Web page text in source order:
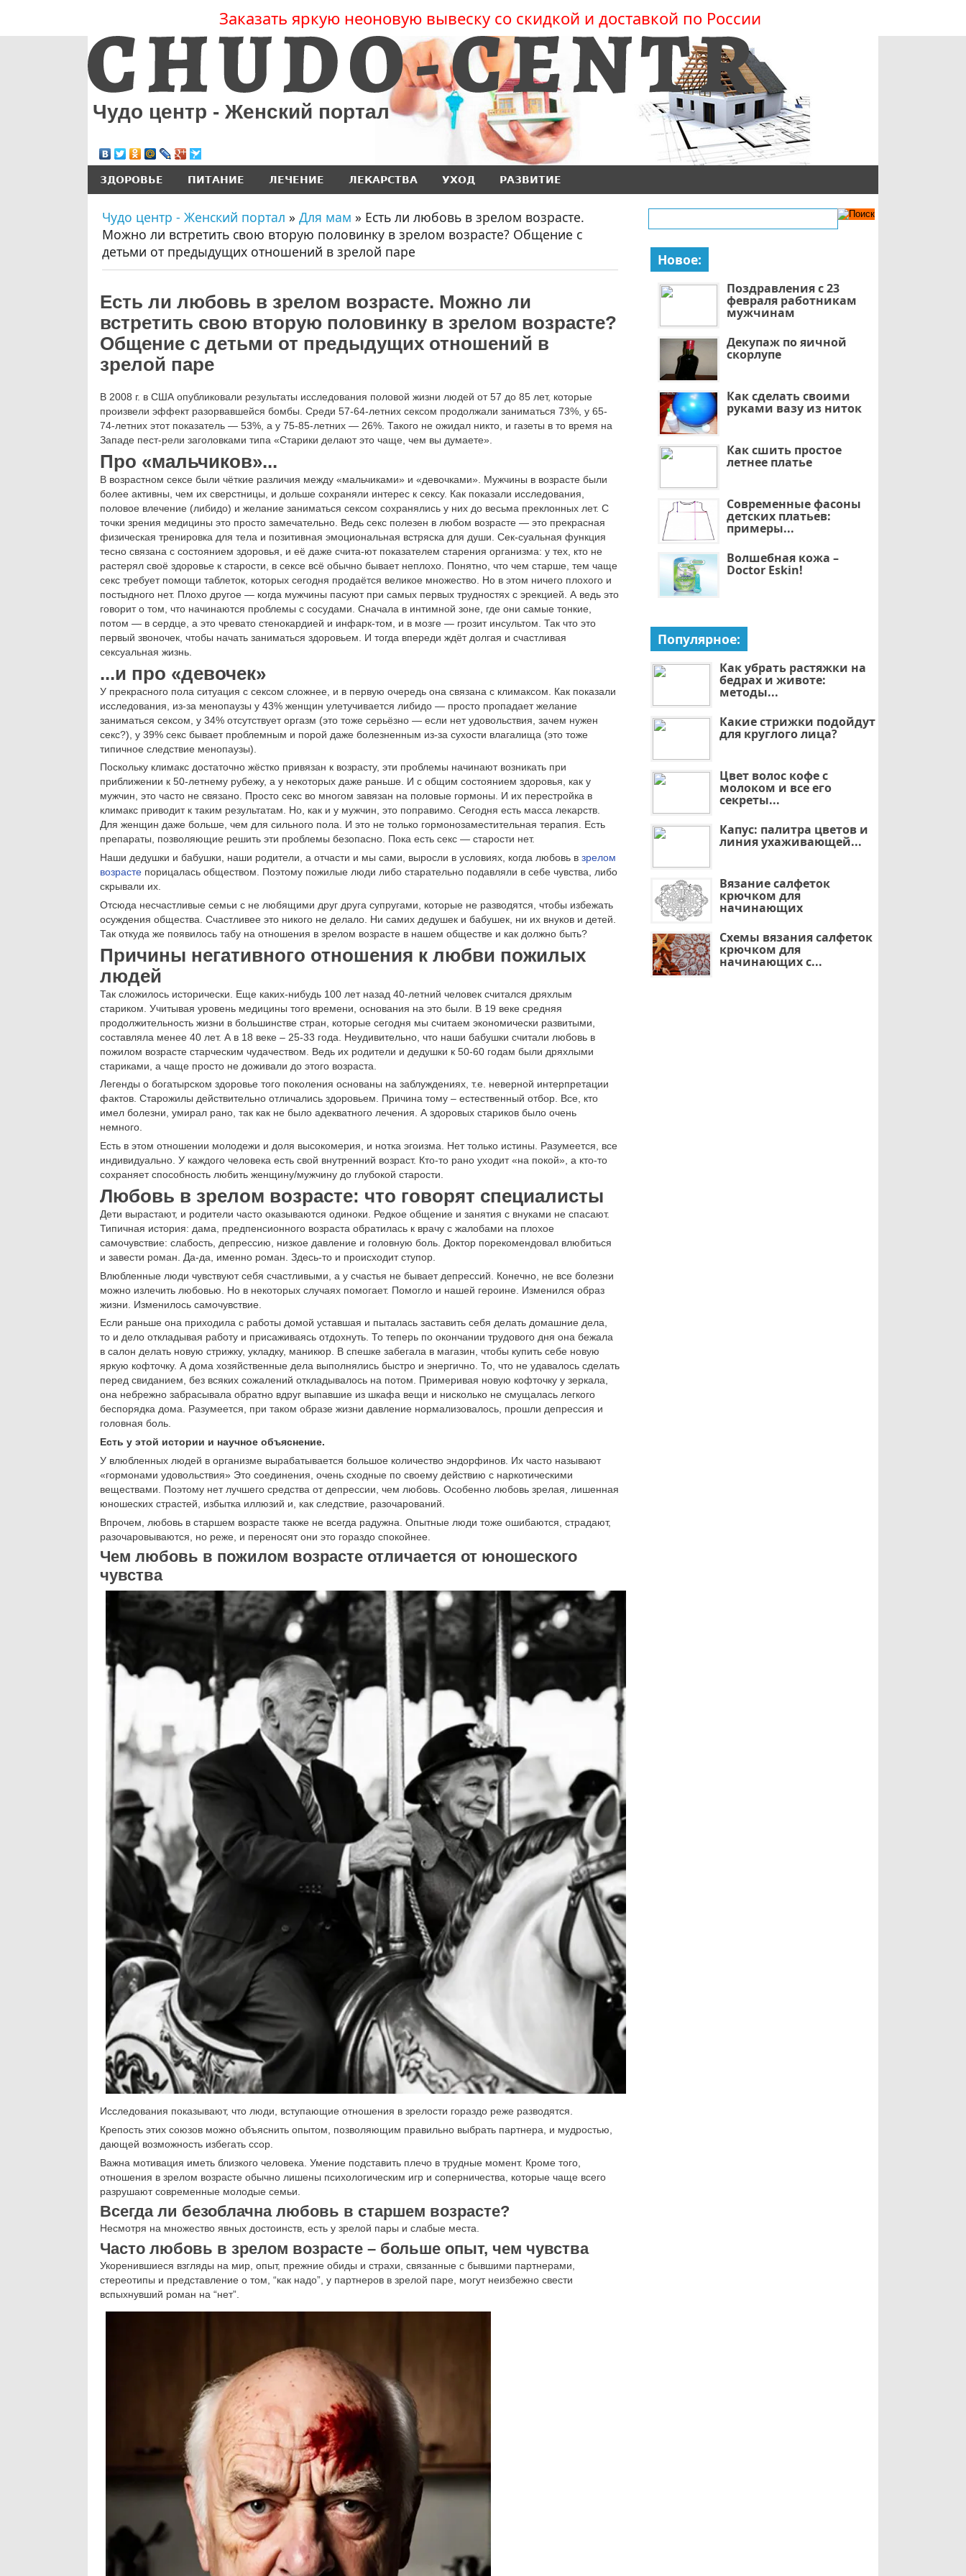
Заказать яркую неоновую вывеску со скидкой и доставкой по России
Чудо центр - Женский портал
ЗДОРОВЬЕ ПИТАНИЕ ЛЕЧЕНИЕ ЛЕКАРСТВА УХОД РАЗВИТИЕ
Чудо центр - Женский портал » Для мам » Есть ли любовь в зрелом возрасте.
Можно ли встретить свою вторую половинку в зрелом возрасте? Общение с
детьми от предыдущих отношений в зрелой паре
Есть ли любовь в зрелом возрасте. Можно ли
встретить свою вторую половинку в зрелом возрасте?
Общение с детьми от предыдущих отношений в
зрелой паре
В 2008 г. в США опубликовали результаты исследования половой жизни людей от 57 до 85 лет, которые
произвели эффект разорвавшейся бомбы. Среди 57-64-летних сексом продолжали заниматься 73%, у 65-
74-летних этот показатель — 53%, а у 75-85-летних — 26%. Такого не ожидал никто, и газеты в то время на
Западе пест-рели заголовками типа «Старики делают это чаще, чем вы думаете».
Про «мальчиков»...
В возрастном сексе были чёткие различия между «мальчиками» и «девочками». Мужчины в возрасте были
более активны, чем их сверстницы, и дольше сохраняли интерес к сексу. Как показали исследования,
половое влечение (либидо) и желание заниматься сексом сохранялись у них до весьма преклонных лет. С
точки зрения медицины это просто замечательно. Ведь секс полезен в любом возрасте — это прекрасная
физическая тренировка для тела и позитивная эмоциональная встряска для души. Сек-суальная функция
тесно связана с состоянием здоровья, и её даже счита-ют показателем старения организма: у тех, кто не
растерял своё здоровье к старости, в сексе всё обычно бывает неплохо. Понятно, что чем старше, тем чаще
секс требует помощи таблеток, которых сегодня продаётся великое множество. Но в этом ничего плохого и
постыдного нет. Плохо другое — когда мужчины пасуют при самых первых трудностях с эрекцией. А ведь это
говорит о том, что начинаются проблемы с сосудами. Сначала в интимной зоне, где они самые тонкие,
потом — в сердце, а это чревато стенокардией и инфарк-том, и в мозге — грозит инсультом. Так что это
первый звоночек, чтобы начать заниматься здоровьем. И тогда впереди ждёт долгая и счастливая
сексуальная жизнь.
...и про «девочек»
У прекрасного пола ситуация с сексом сложнее, и в первую очередь она связана с климаксом. Как показали
исследования, из-за менопаузы у 43% женщин улетучивается либидо — просто пропадает желание
заниматься сексом, у 34% отсутствует оргазм (это тоже серьёзно — если нет удовольствия, зачем нужен
секс?), у 39% секс бывает проблемным и порой даже болезненным из-за сухости влагалища (это тоже
типичное следствие менопаузы).
Поскольку климакс достаточно жёстко привязан к возрасту, эти проблемы начинают возникать при
приближении к 50-летнему рубежу, а у некоторых даже раньше. И с общим состоянием здоровья, как у
мужчин, это часто не связано. Просто секс во многом завязан на половые гормоны. И их перестройка в
климакс приводит к таким результатам. Но, как и у мужчин, это поправимо. Сегодня есть масса лекарств.
Для женщин даже больше, чем для сильного пола. И это не только гормонозаместительная терапия. Есть
препараты, позволяющие решить эти проблемы безопасно. Пока есть секс — старости нет.
Наши дедушки и бабушки, наши родители, а отчасти и мы сами, выросли в условиях, когда любовь в зрелом
возрасте порицалась обществом. Поэтому пожилые люди либо старательно подавляли в себе чувства, либо
скрывали их.
Отсюда несчастливые семьи с не любящими друг друга супругами, которые не разводятся, чтобы избежать
осуждения общества. Счастливее это никого не делало. Ни самих дедушек и бабушек, ни их внуков и детей.
Так откуда же появилось табу на отношения в зрелом возрасте в нашем обществе и как должно быть?
Причины негативного отношения к любви пожилых
людей
Так сложилось исторически. Еще каких-нибудь 100 лет назад 40-летний человек считался дряхлым
стариком. Учитывая уровень медицины того времени, основания на это были. В 19 веке средняя
продолжительность жизни в большинстве стран, которые сегодня мы считаем экономически развитыми,
составляла менее 40 лет. А в 18 веке – 25-33 года. Неудивительно, что наши бабушки считали любовь в
пожилом возрасте старческим чудачеством. Ведь их родители и дедушки к 50-60 годам были дряхлыми
стариками, а чаще просто не доживали до этого возраста.
Легенды о богатырском здоровье того поколения основаны на заблуждениях, т.е. неверной интерпретации
фактов. Старожилы действительно отличались здоровьем. Причина тому – естественный отбор. Все, кто
имел болезни, умирал рано, так как не было адекватного лечения. А здоровых стариков было очень
немного.
Есть в этом отношении молодежи и доля высокомерия, и нотка эгоизма. Нет только истины. Разумеется, все
индивидуально. У каждого человека есть свой внутренний возраст. Кто-то рано уходит «на покой», а кто-то
сохраняет способность любить женщину/мужчину до глубокой старости.
Любовь в зрелом возрасте: что говорят специалисты
Дети вырастают, и родители часто оказываются одиноки. Редкое общение и занятия с внуками не спасают.
Типичная история: дама, предпенсионного возраста обратилась к врачу с жалобами на плохое
самочувствие: слабость, депрессию, низкое давление и головную боль. Доктор порекомендовал влюбиться
и завести роман. Да-да, именно роман. Здесь-то и происходит ступор.
Влюбленные люди чувствуют себя счастливыми, а у счастья не бывает депрессий. Конечно, не все болезни
можно излечить любовью. Но в некоторых случаях помогает. Помогло и нашей героине. Изменился образ
жизни. Изменилось самочувствие.
Если раньше она приходила с работы домой уставшая и пыталась заставить себя делать домашние дела,
то и дело откладывая работу и присаживаясь отдохнуть. То теперь по окончании трудового дня она бежала
в салон делать новую стрижку, укладку, маникюр. В спешке забегала в магазин, чтобы купить себе новую
яркую кофточку. А дома хозяйственные дела выполнялись быстро и энергично. То, что не удавалось сделать
перед свиданием, без всяких сожалений откладывалось на потом. Примеривая новую кофточку у зеркала,
она небрежно забрасывала обратно вдруг выпавшие из шкафа вещи и нисколько не смущалась легкого
беспорядка дома. Разумеется, при таком образе жизни давление нормализовалось, прошли депрессия и
головная боль.
Есть у этой истории и научное объяснение.
У влюбленных людей в организме вырабатывается большое количество эндорфинов. Их часто называют
«гормонами удовольствия» Это соединения, очень сходные по своему действию с наркотическими
веществами. Поэтому нет лучшего средства от депрессии, чем любовь. Особенно любовь зрелая, лишенная
юношеских страстей, избытка иллюзий и, как следствие, разочарований.
Впрочем, любовь в старшем возрасте также не всегда радужна. Опытные люди тоже ошибаются, страдают,
разочаровываются, но реже, и переносят они это гораздо спокойнее.
Чем любовь в пожилом возрасте отличается от юношеского
чувства
Исследования показывают, что люди, вступающие отношения в зрелости гораздо реже разводятся.
Крепость этих союзов можно объяснить опытом, позволяющим правильно выбрать партнера, и мудростью,
дающей возможность избегать ссор.
Важна мотивация иметь близкого человека. Умение подставить плечо в трудные момент. Кроме того,
отношения в зрелом возрасте обычно лишены психологическим игр и соперничества, которые чаще всего
разрушают современные молодые семьи.
Всегда ли безоблачна любовь в старшем возрасте?
Несмотря на множество явных достоинств, есть у зрелой пары и слабые места.
Часто любовь в зрелом возрасте – больше опыт, чем чувства
Укоренившиеся взгляды на мир, опыт, прежние обиды и страхи, связанные с бывшими партнерами,
стереотипы и представление о том, “как надо”, у партнеров в зрелой паре, могут неизбежно свести
вспыхнувший роман на “нет”.
Новое:
Поздравления с 23
февраля работникам
мужчинам
Декупаж по яичной
скорлупе
Как сделать своими
руками вазу из ниток
Как сшить простое
летнее платье
Современные фасоны
детских платьев:
примеры...
Волшебная кожа –
Doctor Eskin!
Популярное:
Как убрать растяжки на
бедрах и животе:
методы...
Какие стрижки подойдут
для круглого лица?
Цвет волос кофе с
молоком и все его
секреты...
Капус: палитра цветов и
линия ухаживающей...
Вязание салфеток
крючком для
начинающих
Схемы вязания салфеток
крючком для
начинающих с...